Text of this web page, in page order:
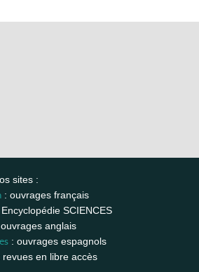
sites :
: ouvrages français
SCIENCES
anglais
: ouvrages espagnols
en libre accès